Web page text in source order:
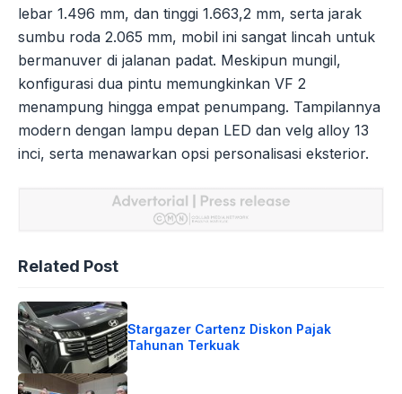
lebar 1.496 mm, dan tinggi 1.663,2 mm, serta jarak
sumbu roda 2.065 mm, mobil ini sangat lincah untuk
bermanuver di jalanan padat. Meskipun mungil,
konfigurasi dua pintu memungkinkan VF 2
menampung hingga empat penumpang. Tampilannya
modern dengan lampu depan LED dan velg alloy 13
inci, serta menawarkan opsi personalisasi eksterior.
Related Post
Stargazer Cartenz Diskon Pajak
Tahunan Terkuak